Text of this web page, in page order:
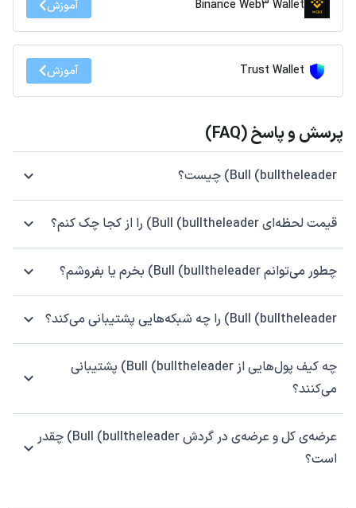
Binance Web3 Wallet آموزش
Trust Wallet آموزش
پرسش و پاسخ (FAQ)
Bull (bulltheleader) چیست؟
قیمت لحظه‌ای Bull (bulltheleader) را از کجا چک کنم؟
چطور می‌توانم Bull (bulltheleader) بخرم یا بفروشم؟
Bull (bulltheleader) را چه شبکه‌هایی پشتیبانی می‌کند؟
چه کیف پول‌هایی از Bull (bulltheleader) پشتیبانی
می‌کنند؟
عرضه‌ی کل و عرضه‌ی در گردش Bull (bulltheleader) چقدر
است؟